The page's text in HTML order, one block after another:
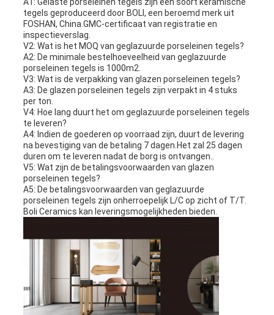
A1: Gelaste porseleinen tegels zijn een soort keramische
tegels geproduceerd door BOLI, een beroemd merk uit
FOSHAN, China.GMC-certificaat van registratie en
inspectieverslag.
V2: Wat is het MOQ van geglazuurde porseleinen tegels?
A2: De minimale bestelhoeveelheid van geglazuurde
porseleinen tegels is 1000m2.
V3: Wat is de verpakking van glazen porseleinen tegels?
A3: De glazen porseleinen tegels zijn verpakt in 4 stuks
per ton.
V4: Hoe lang duurt het om geglazuurde porseleinen tegels
te leveren?
A4: Indien de goederen op voorraad zijn, duurt de levering
na bevestiging van de betaling 7 dagen.Het zal 25 dagen
duren om te leveren nadat de borg is ontvangen..
V5: Wat zijn de betalingsvoorwaarden van glazen
porseleinen tegels?
A5: De betalingsvoorwaarden van geglazuurde
porseleinen tegels zijn onherroepelijk L/C op zicht of T/T.
Boli Ceramics kan leveringsmogelijkheden bieden.